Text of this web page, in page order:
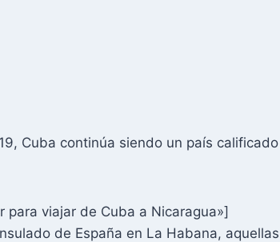
Cuba continúa siendo un país
para viajar de Cuba a Nicaragua»]
de España en La Habana,